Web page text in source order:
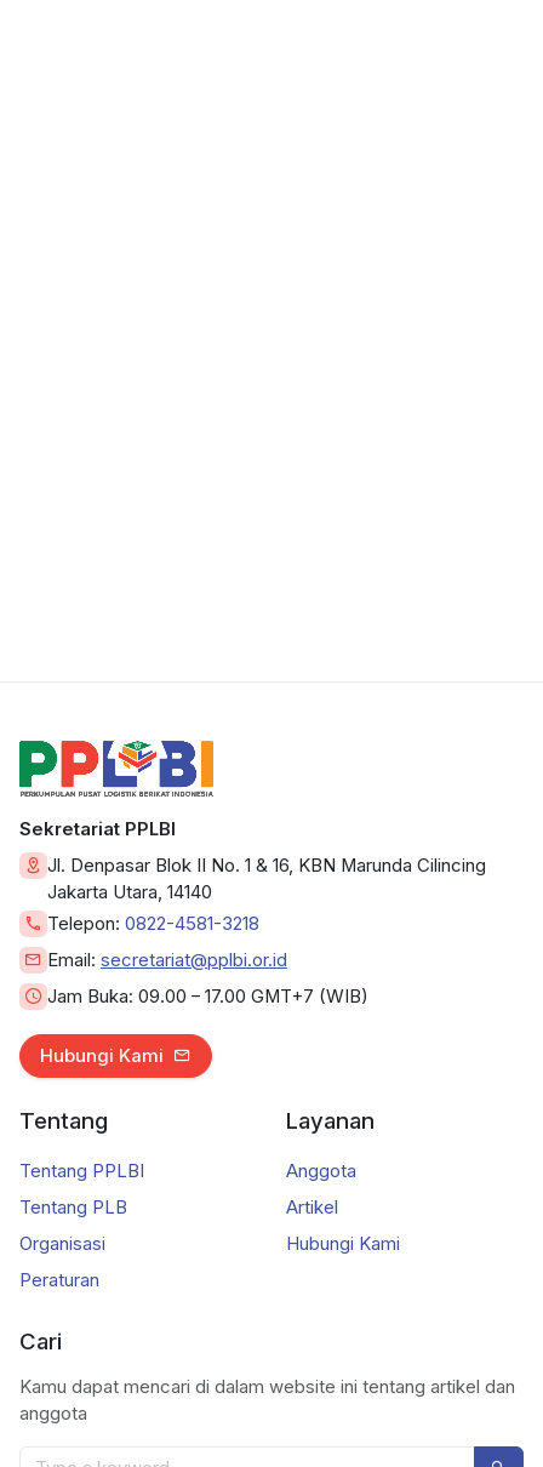
Sekretariat PPLBI
Jl. Denpasar Blok II No. 1 & 16, KBN Marunda Cilincing
Jakarta Utara, 14140
Telepon: 0822-4581-3218
Email: secretariat@pplbi.or.id
Jam Buka: 09.00 – 17.00 GMT+7 (WIB)
Hubungi Kami
Tentang
Tentang PPLBI
Tentang PLB
Organisasi
Peraturan
Layanan
Anggota
Artikel
Hubungi Kami
Cari
Kamu dapat mencari di dalam website ini tentang artikel dan
anggota